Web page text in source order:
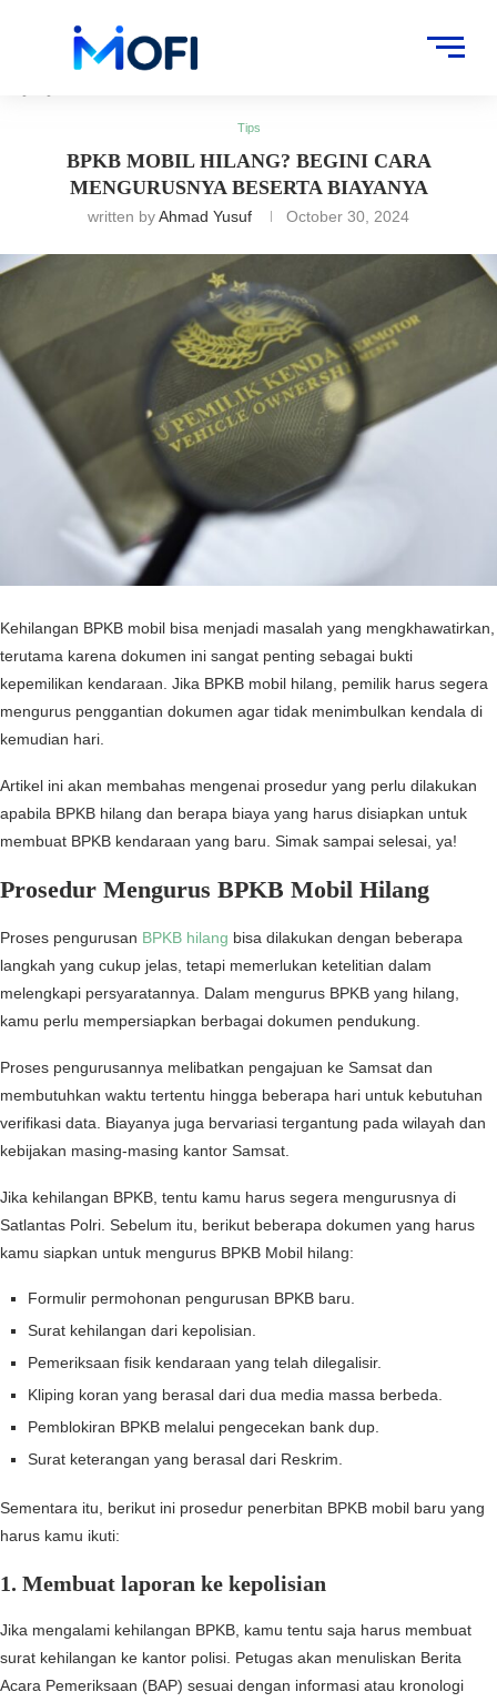
Tips » BPKB Mobil Hilang? Begini Cara Mengurusnya Beserta
Tips
BPKB MOBIL HILANG? BEGINI CARA
MENGURUSNYA BESERTA BIAYANYA
written byAhmad Yusuf October 30, 2024
Kehilangan BPKB mobil bisa menjadi masalah yang mengkhawatirkan,
terutama karena dokumen ini sangat penting sebagai bukti
kepemilikan kendaraan. Jika BPKB mobil hilang, pemilik harus segera
mengurus penggantian dokumen agar tidak menimbulkan kendala di
kemudian hari.
Artikel ini akan membahas mengenai prosedur yang perlu dilakukan
apabila BPKB hilang dan berapa biaya yang harus disiapkan untuk
membuat BPKB kendaraan yang baru. Simak sampai selesai, ya!
Prosedur Mengurus BPKB Mobil Hilang
Proses pengurusan BPKB hilang bisa dilakukan dengan beberapa
langkah yang cukup jelas, tetapi memerlukan ketelitian dalam
melengkapi persyaratannya. Dalam mengurus BPKB yang hilang,
kamu perlu mempersiapkan berbagai dokumen pendukung.
Proses pengurusannya melibatkan pengajuan ke Samsat dan
membutuhkan waktu tertentu hingga beberapa hari untuk kebutuhan
verifikasi data. Biayanya juga bervariasi tergantung pada wilayah dan
kebijakan masing-masing kantor Samsat.
Jika kehilangan BPKB, tentu kamu harus segera mengurusnya di
Satlantas Polri. Sebelum itu, berikut beberapa dokumen yang harus
kamu siapkan untuk mengurus BPKB Mobil hilang:
Formulir permohonan pengurusan BPKB baru.
Surat kehilangan dari kepolisian.
Pemeriksaan fisik kendaraan yang telah dilegalisir.
Kliping koran yang berasal dari dua media massa berbeda.
Pemblokiran BPKB melalui pengecekan bank dup.
Surat keterangan yang berasal dari Reskrim.
Sementara itu, berikut ini prosedur penerbitan BPKB mobil baru yang
harus kamu ikuti:
1. Membuat laporan ke kepolisian
Jika mengalami kehilangan BPKB, kamu tentu saja harus membuat
surat kehilangan ke kantor polisi. Petugas akan menuliskan Berita
Acara Pemeriksaan (BAP) sesuai dengan informasi atau kronologi